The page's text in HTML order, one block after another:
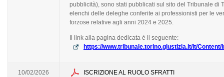
pubblicità), sono stati pubblicati sul sito del Tribunale di
elenchi delle deleghe conferite ai professionisti per le
forzose relative agli anni 2024 e 2025.
Il link alla pagina dedicata è il seguente:
https://www.tribunale.torino.giustizia.it/it/Content/
10/02/2026 ISCRIZIONE AL RUOLO SFRATTI